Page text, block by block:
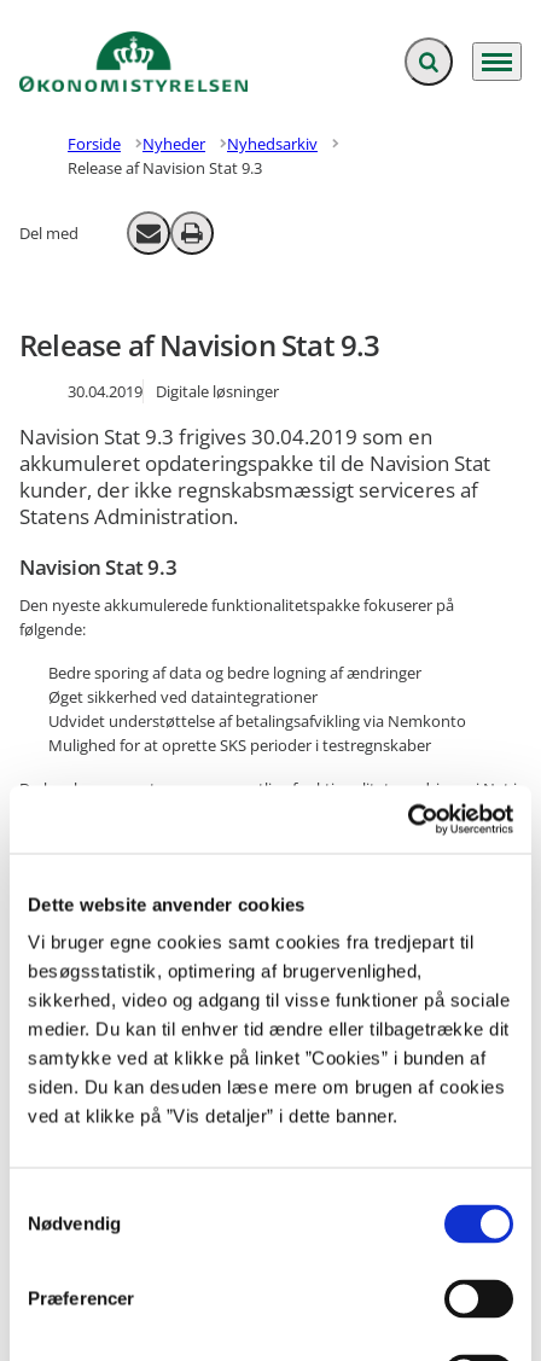
Dette website anvender cookies
Vi bruger egne cookies samt cookies fra tredjepart til
besøgsstatistik, optimering af brugervenlighed,
sikkerhed, video og adgang til visse funktioner på sociale
medier. Du kan til enhver tid ændre eller tilbagetrække dit
samtykke ved at klikke på linket ”Cookies” i bunden af
siden. Du kan desuden læse mere om brugen af cookies
ved at klikke på ”Vis detaljer” i dette banner.
Nødvendig
Præferencer
Gå til forsiden Fold søgefelt ud
Menu
Forside Nyheder
Nyhedsarkiv
Release af Navision Stat 9.3
Del med Send email
Print
Release af Navision Stat 9.3
30.04.2019 Digitale løsninger
Navision Stat 9.3 frigives 30.04.2019 som en
akkumuleret opdateringspakke til de Navision Stat
kunder, der ikke regnskabsmæssigt serviceres af
Statens Administration.
Navision Stat 9.3
Den nyeste akkumulerede funktionalitetspakke fokuserer på
følgende:
Bedre sporing af data og bedre logning af ændringer
Øget sikkerhed ved dataintegrationer
Udvidet understøttelse af betalingsafvikling via Nemkonto
Mulighed for at oprette SKS perioder i testregnskaber
Du kan læse meget mere om samtlige funktionalitetsændringer i Nyt i
Navision Stat 9.3
SAM kunder
Kunder der regnskabsmæssigt serviceres af Statens Administration
blev opdateret til Navision Stat 9.3 den 29.04.2019.
Øvrige kunder
Øvrige kunder kan læse mere om implementering og hente de
nødvendige installationskomponenter på vores officielleNavision
Stat 9.3 releasesite.
Kontakt